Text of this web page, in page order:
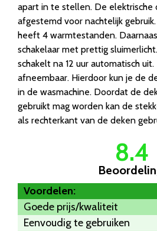
apart in te stellen. De elektrische
afgestemd voor nachtelijk
heeft 4 warmtestanden.
schakelaar met prettig
schakelt na 12 uur automatisch uit.
afneembaar. Hierdoor kun je de
in de wasmachine. Doordat de
gebruikt mag worden kan de
als rechterkant van de deken
8.4
Voordelen:
Goede prijs/kwaliteit
Eenvoudig te gebruiken